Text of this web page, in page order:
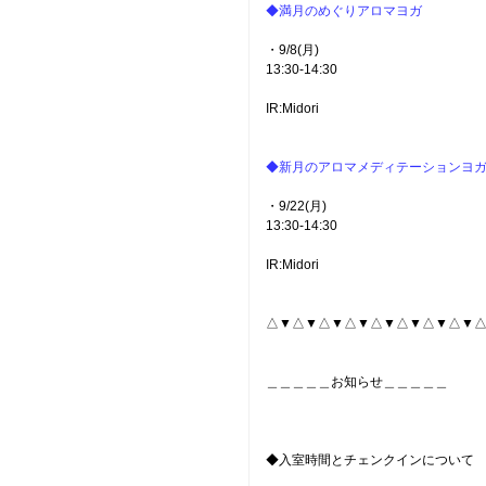
◆満月のめぐりアロマヨガ
・9/8(月)
13:30-14:30
IR:Midori
◆新月のアロマメディテーションヨガ
・9/22(月)
13:30-14:30
IR:Midori
＿＿＿＿＿お知らせ＿＿＿＿＿
◆入室時間とチェンクインについて